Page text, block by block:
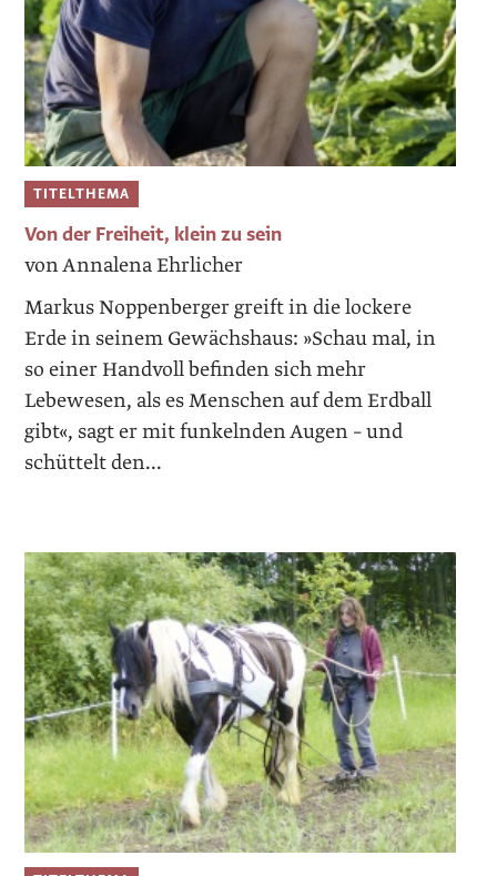
TITELTHEMA
Von der Freiheit, klein zu sein
von Annalena Ehrlicher
Markus Noppenberger greift in die lockere
Erde in seinem Gewächshaus: »Schau mal, in
so einer Handvoll befinden sich mehr
Lebewesen, als es Menschen auf dem Erdball
gibt«, sagt er mit funkelnden Augen – und
schüttelt den...